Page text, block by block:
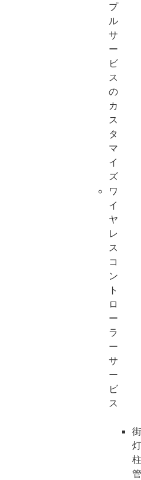
プ
ル
サ
ー
ビ
ス
の
カ
ス
タ
マ
イ
ズ
ワ
イ
ヤ
レ
ス
コ
ン
ト
ロ
ー
ラ
ー
サ
ー
ビ
ス
街
灯
柱
管